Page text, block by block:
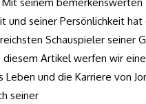
und seiner Persönlichkeit hat
Schauspieler seiner
Artikel werfen wir
Leben und die Karriere von
seiner